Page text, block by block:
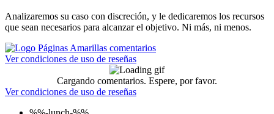
Analizaremos su caso con discreción, y le dedicaremos los recursos
que sean necesarios para alcanzar el objetivo. Ni más, ni menos.
Ver condiciones de uso de reseñas
Cargando comentarios. Espere, por favor.
Ver condiciones de uso de reseñas